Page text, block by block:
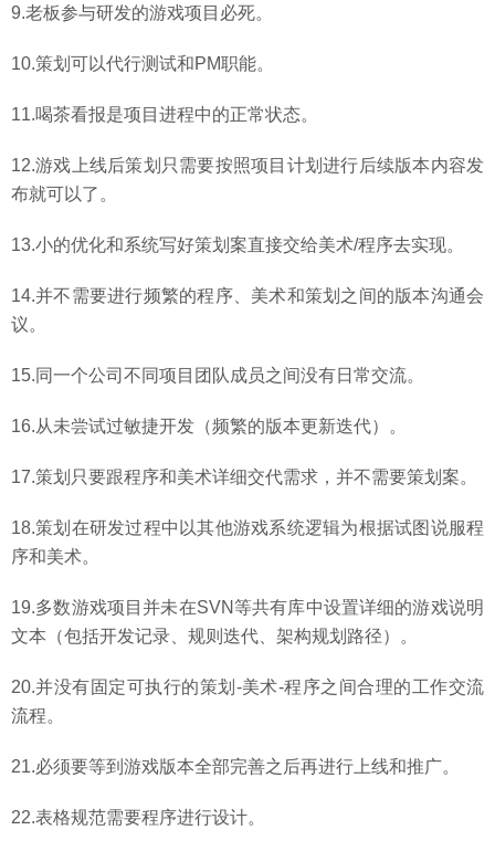
9.老板参与研发的游戏项目必死。
10.策划可以代行测试和PM职能。
11.喝茶看报是项目进程中的正常状态。
12.游戏上线后策划只需要按照项目计划进行后续版本内容发
布就可以了。
13.小的优化和系统写好策划案直接交给美术/程序去实现。
14.并不需要进行频繁的程序、美术和策划之间的版本沟通会
议。
15.同一个公司不同项目团队成员之间没有日常交流。
16.从未尝试过敏捷开发（频繁的版本更新迭代）。
17.策划只要跟程序和美术详细交代需求，并不需要策划案。
18.策划在研发过程中以其他游戏系统逻辑为根据试图说服程
序和美术。
19.多数游戏项目并未在SVN等共有库中设置详细的游戏说明
文本（包括开发记录、规则迭代、架构规划路径）。
20.并没有固定可执行的策划-美术-程序之间合理的工作交流
流程。
21.必须要等到游戏版本全部完善之后再进行上线和推广。
22.表格规范需要程序进行设计。